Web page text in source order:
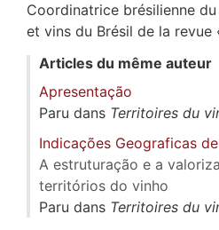
Coordinatrice brésilienne
et vins du Brésil de la revue
Articles du même auteur
Apresentação
Paru dans Territoires du
Indicações Geograficas
A estruturação e a
territórios do vinho
Paru dans Territoires du